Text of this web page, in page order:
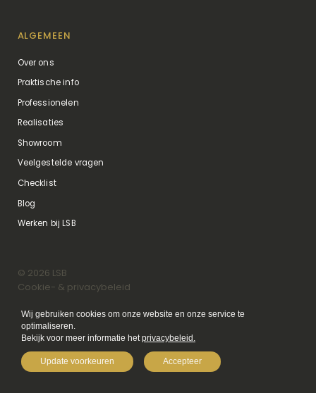
Wij gebruiken cookies om onze website en onze service te
optimaliseren.
Bekijk voor meer informatie het privacybeleid.
Update voorkeuren Accepteer
MAAK EEN AFSPRAAK
ALGEMEEN
Over ons
Praktische info
Professionelen
Realisaties
Showroom
Veelgestelde vragen
Checklist
Blog
Werken bij LSB
© 2026 LSB
Cookie- & privacybeleid
Website dooriSmart